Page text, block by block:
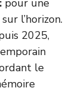
pour une
l’horizon.
2025,
le